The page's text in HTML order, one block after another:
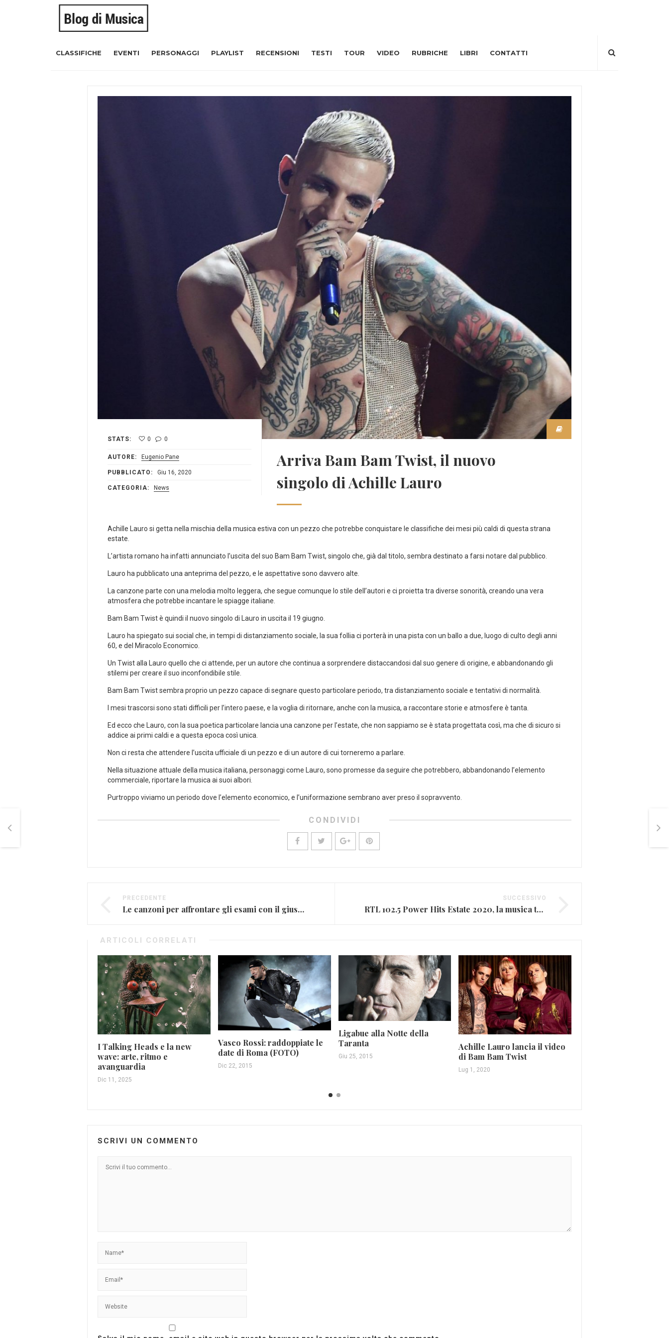
CLASSIFICHE EVENTI PERSONAGGI PLAYLIST RECENSIONI TESTI TOUR VIDEO RUBRICHE LIBRI CONTATTI
STATS: 0 0
AUTORE: Eugenio Pane
PUBBLICATO: Giu 16, 2020
CATEGORIA: News
Arriva Bam Bam Twist, il nuovo
singolo di Achille Lauro
Achille Lauro si getta nella mischia della musica estiva con un pezzo che potrebbe conquistare le classifiche dei mesi più caldi di questa strana
estate.
L’artista romano ha infatti annunciato l’uscita del suo Bam Bam Twist, singolo che, già dal titolo, sembra destinato a farsi notare dal pubblico.
Lauro ha pubblicato una anteprima del pezzo, e le aspettative sono davvero alte.
La canzone parte con una melodia molto leggera, che segue comunque lo stile dell’autori e ci proietta tra diverse sonorità, creando una vera
atmosfera che potrebbe incantare le spiagge italiane.
Bam Bam Twist è quindi il nuovo singolo di Lauro in uscita il 19 giugno.
Lauro ha spiegato sui social che, in tempi di distanziamento sociale, la sua follia ci porterà in una pista con un ballo a due, luogo di culto degli anni
60, e del Miracolo Economico.
Un Twist alla Lauro quello che ci attende, per un autore che continua a sorprendere distaccandosi dal suo genere di origine, e abbandonando gli
stilemi per creare il suo inconfondibile stile.
Bam Bam Twist sembra proprio un pezzo capace di segnare questo particolare periodo, tra distanziamento sociale e tentativi di normalità.
I mesi trascorsi sono stati difficili per l’intero paese, e la voglia di ritornare, anche con la musica, a raccontare storie e atmosfere è tanta.
Ed ecco che Lauro, con la sua poetica particolare lancia una canzone per l’estate, che non sappiamo se è stata progettata così, ma che di sicuro si
addice ai primi caldi e a questa epoca così unica.
Non ci resta che attendere l’uscita ufficiale di un pezzo e di un autore di cui torneremo a parlare.
Nella situazione attuale della musica italiana, personaggi come Lauro, sono promesse da seguire che potrebbero, abbandonando l’elemento
commerciale, riportare la musica ai suoi albori.
Purtroppo viviamo un periodo dove l’elemento economico, e l’uniformazione sembrano aver preso il sopravvento.
CONDIVIDI
PRECEDENTE
Le canzoni per affrontare gli esami con il giusto spirito
SUCCESSIVO
RTL 102.5 Power Hits Estate 2020, la musica torna live
ARTICOLI CORRELATI
I Talking Heads e la new
wave: arte, ritmo e
avanguardia
Dic 11, 2025
Vasco Rossi: raddoppiate le
date di Roma (FOTO)
Dic 22, 2015
Ligabue alla Notte della
Taranta
Giu 25, 2015
Achille Lauro lancia il video
di Bam Bam Twist
Lug 1, 2020
SCRIVI UN COMMENTO